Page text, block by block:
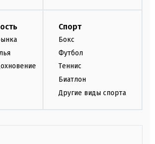
Спорт
Бокс
Футбол
Теннис
Биатлон
Другие виды спорта